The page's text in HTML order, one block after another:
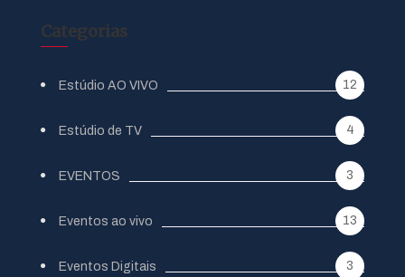
Categorias
Estúdio AO VIVO 12
Estúdio de TV 4
EVENTOS 3
Eventos ao vivo 13
Eventos Digitais 3